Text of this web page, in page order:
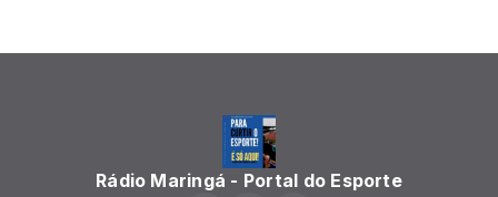
Rádio Maringá - Portal do Esporte